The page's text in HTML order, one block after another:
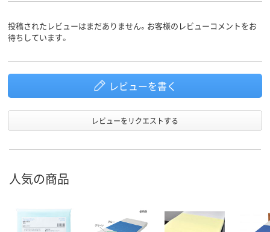
投稿されたレビューはまだありません。お客様のレビューコメントをお
待ちしています。
レビューを書く
レビューをリクエストする
人気の商品